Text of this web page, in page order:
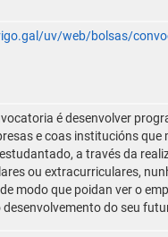
uv/web/bolsas/
é desenvolver
e coas institucións que
a través da
ou extracurriculares,
modo que poidan ver o
do seu